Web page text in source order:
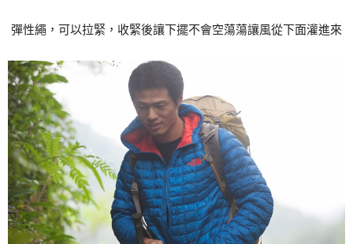
彈性繩，可以拉緊，收緊後讓下擺不會空蕩蕩讓風從下面灌進來